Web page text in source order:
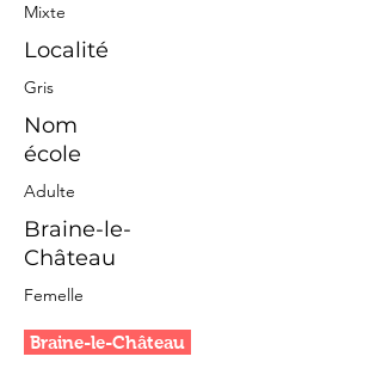
Mixte
Localité
Gris
Nom
école
Adulte
Braine-le-
Château
Femelle
Braine-le-Château